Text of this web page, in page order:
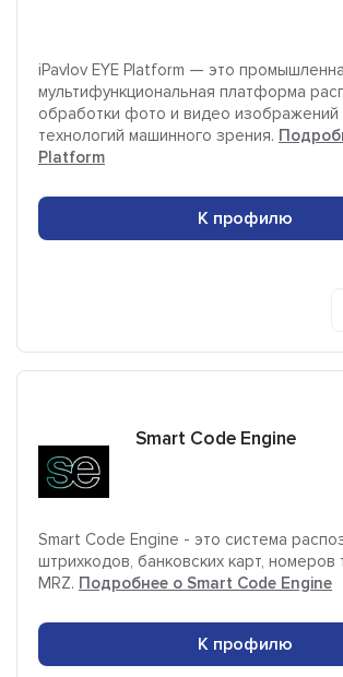
iPavlov EYE Platform — это
мультифункциональная платформа
обработки фото и видео изображений
технологий машинного зрения.
Platform
К профилю
Smart Code Engine
Smart Code Engine - это система
штрихкодов, банковских карт,
MRZ. Подробнее о Smart Code Engine
К профилю